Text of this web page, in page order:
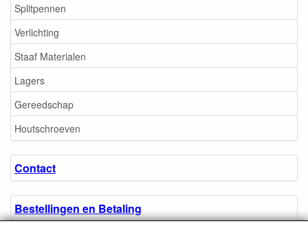
Splitpennen
Verlichting
Staaf Materialen
Lagers
Gereedschap
Houtschroeven
Contact
Bestellingen en Betaling